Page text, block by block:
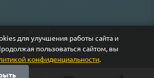
для улучшения работы сайта и
пользоваться сайтом, вы
конфиденциальности.